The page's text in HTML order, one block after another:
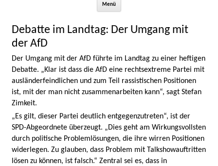
Menü
Debatte im Landtag: Der Umgang mit
der AfD
Der Umgang mit der AfD führte im Landtag zu einer heftigen
Debatte. „Klar ist dass die AfD eine rechtsextreme Partei mit
ausländerfeindlichen und zum Teil rassistischen Positionen
ist, mit der man nicht zusammenarbeiten kann“, sagt Stefan
Zimkeit.
„Es gilt, dieser Partei deutlich entgegenzutreten“, ist der
SPD-Abgeordnete überzeugt. „Dies geht am Wirkungsvollsten
durch politische Problemlösungen, die ihre wirren Positionen
widerlegen. Zu glauben, dass Problem mit Talkshowauftritten
lösen zu können, ist falsch.“ Zentral sei es, dass in